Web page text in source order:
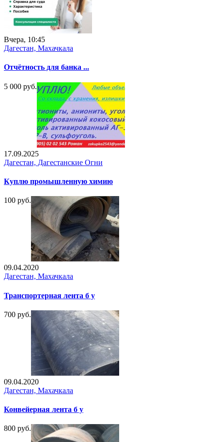
Вчера, 10:45
Дагестан, Махачкала
Отчётность для банка ...
5 000 руб.
17.09.2025
Дагестан, Дагестанские Огни
Куплю промышленную химию
100 руб.
09.04.2020
Дагестан, Махачкала
Транспортерная лента б у
700 руб.
09.04.2020
Дагестан, Махачкала
Конвейерная лента б у
800 руб.